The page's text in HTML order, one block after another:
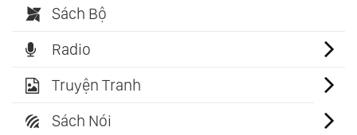
Sách Bộ
Radio
Truyện Tranh
Sách Nói